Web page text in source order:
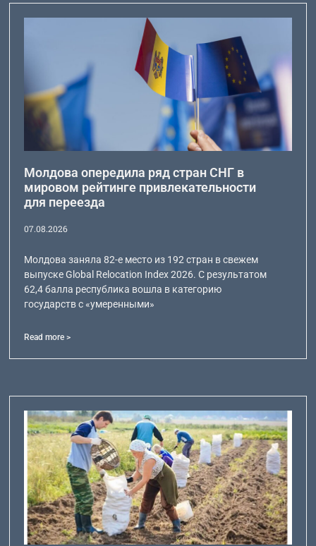
Молдова опередила ряд стран СНГ в
мировом рейтинге привлекательности
для переезда
07.08.2026
Молдова заняла 82-е место из 192 стран в свежем
выпуске Global Relocation Index 2026. С результатом
62,4 балла республика вошла в категорию
государств с «умеренными»
Read more >